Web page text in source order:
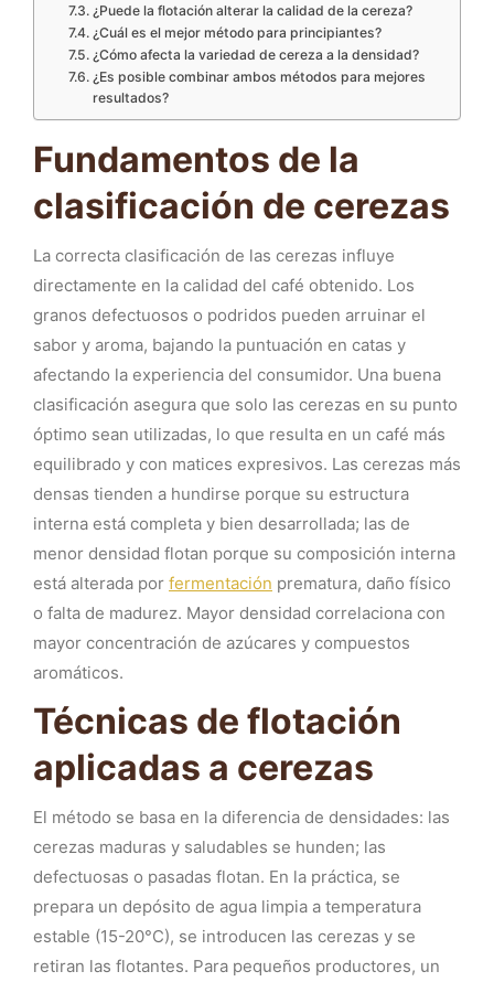
¿Puede la flotación alterar la calidad de la cereza?
¿Cuál es el mejor método para principiantes?
¿Cómo afecta la variedad de cereza a la densidad?
¿Es posible combinar ambos métodos para mejores
resultados?
Fundamentos de la
clasificación de cerezas
La correcta clasificación de las cerezas influye
directamente en la calidad del café obtenido. Los
granos defectuosos o podridos pueden arruinar el
sabor y aroma, bajando la puntuación en catas y
afectando la experiencia del consumidor. Una buena
clasificación asegura que solo las cerezas en su punto
óptimo sean utilizadas, lo que resulta en un café más
equilibrado y con matices expresivos. Las cerezas más
densas tienden a hundirse porque su estructura
interna está completa y bien desarrollada; las de
menor densidad flotan porque su composición interna
está alterada por fermentación prematura, daño físico
o falta de madurez. Mayor densidad correlaciona con
mayor concentración de azúcares y compuestos
aromáticos.
Técnicas de flotación
aplicadas a cerezas
El método se basa en la diferencia de densidades: las
cerezas maduras y saludables se hunden; las
defectuosas o pasadas flotan. En la práctica, se
prepara un depósito de agua limpia a temperatura
estable (15-20°C), se introducen las cerezas y se
retiran las flotantes. Para pequeños productores, un